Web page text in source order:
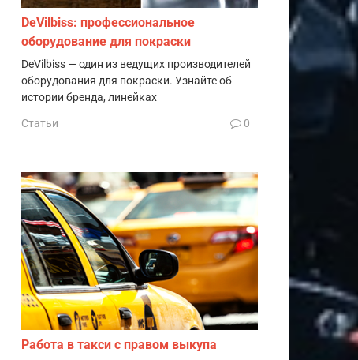
DeVilbiss: профессиональное
оборудование для покраски
DeVilbiss — один из ведущих производителей
оборудования для покраски. Узнайте об
истории бренда, линейках
Статьи 0
Работа в такси с правом выкупа